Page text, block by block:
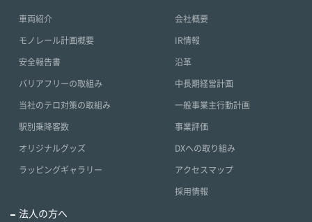
車両紹介
モノレール計画概要
安全報告書
バリアフリーの取組み
当社のテロ対策の取組み
駅別乗降客数
オリジナルグッズ
ラッピングギャラリー
会社概要
IR情報
沿革
中長期経営計画
一般事業主行動計画
事業評価
DXへの取り組み
アクセスマップ
採用情報
法人の方へ